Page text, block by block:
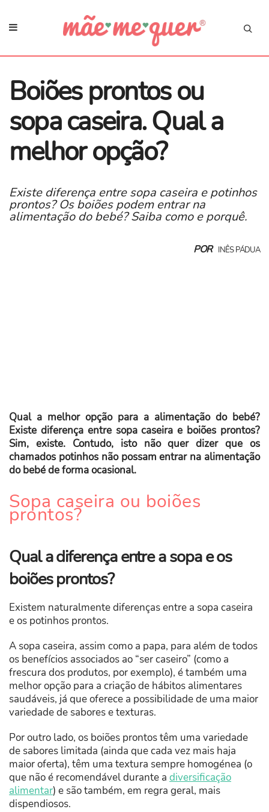
Boiões prontos ou
sopa caseira. Qual a
melhor opção?
Existe diferença entre sopa caseira e potinhos
prontos? Os boiões podem entrar na
alimentação do bebé? Saiba como e porquê.
POR INÊS PÁDUA
Qual a melhor opção para a alimentação do bebé?
Existe diferença entre sopa caseira e boiões prontos?
Sim, existe. Contudo, isto não quer dizer que os
chamados potinhos não possam entrar na alimentação
do bebé de forma ocasional.
Sopa caseira ou boiões
prontos?
Qual a diferença entre a sopa e os
boiões prontos?
Existem naturalmente diferenças entre a sopa caseira
e os potinhos prontos.
A sopa caseira, assim como a papa, para além de todos
os benefícios associados ao “ser caseiro” (como a
frescura dos produtos, por exemplo), é também uma
melhor opção para a criação de hábitos alimentares
saudáveis, já que oferece a possibilidade de uma maior
variedade de sabores e texturas.
Por outro lado, os boiões prontos têm uma variedade
de sabores limitada (ainda que cada vez mais haja
maior oferta), têm uma textura sempre homogénea (o
que não é recomendável durante a diversificação
alimentar) e são também, em regra geral, mais
dispendiosos.